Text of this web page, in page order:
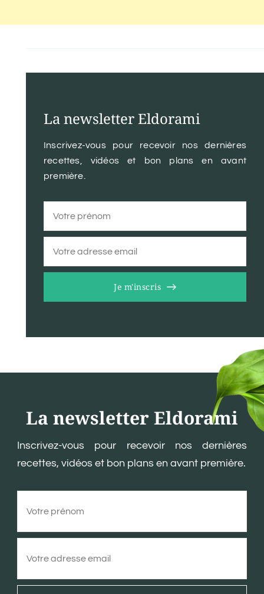
La newsletter Eldorami
Inscrivez-vous pour recevoir nos dernières
recettes, vidéos et bon plans en avant
première.
Je m'inscris
La newsletter Eldorami
Inscrivez-vous pour recevoir nos dernières
recettes, vidéos et bon plans en avant première.